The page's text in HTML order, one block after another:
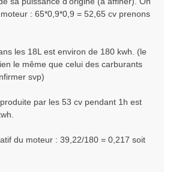
: 65*0,9*0,9 = 52,65 cv prenons
les 18L est environ de 180 kwh. (le
le même que celui des carburants
svp)
par les 53 cv pendant 1h est
du moteur : 39,22/180 = 0,217 soit